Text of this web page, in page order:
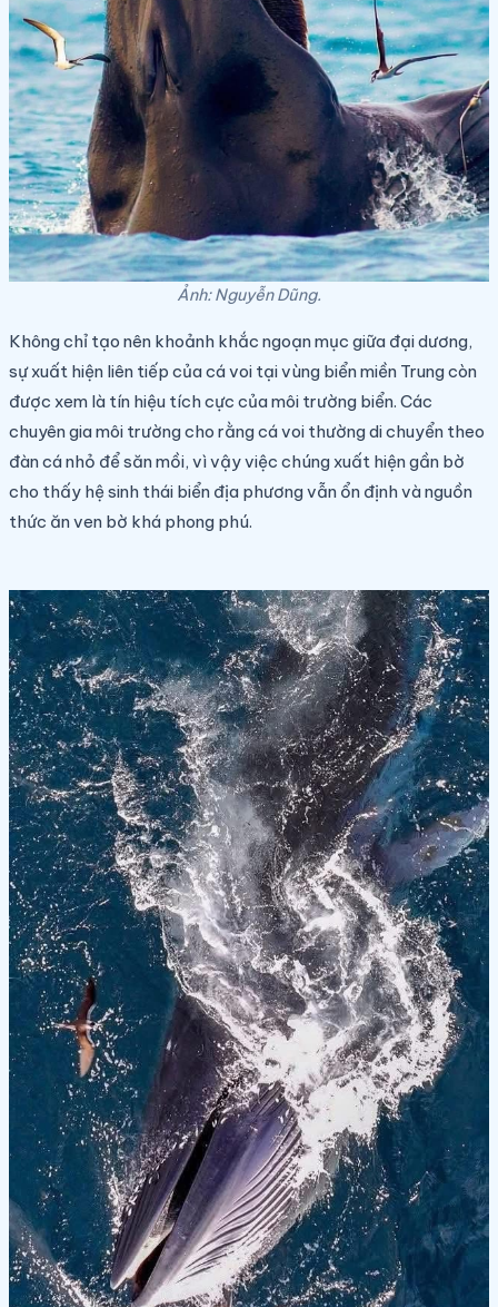
Ảnh: Nguyễn Dũng.
Không chỉ tạo nên khoảnh khắc ngoạn mục giữa đại dương,
sự xuất hiện liên tiếp của cá voi tại vùng biển miền Trung còn
được xem là tín hiệu tích cực của môi trường biển. Các
chuyên gia môi trường cho rằng cá voi thường di chuyển theo
đàn cá nhỏ để săn mồi, vì vậy việc chúng xuất hiện gần bờ
cho thấy hệ sinh thái biển địa phương vẫn ổn định và nguồn
thức ăn ven bờ khá phong phú.